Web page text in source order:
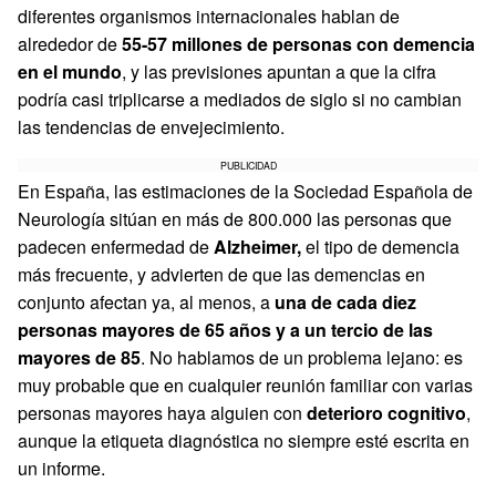
diferentes organismos internacionales hablan de
alrededor de55-57 millones de personas con demencia
en el mundo, y las previsiones apuntan a que la cifra
podría casi triplicarse a mediados de siglo si no cambian
las tendencias de envejecimiento.
PUBLICIDAD
En España, las estimaciones de la Sociedad Española de
Neurología sitúan en más de 800.000 las personas que
padecen enfermedad de Alzheimer,el tipo de demencia
más frecuente, y advierten de que las demencias en
conjunto afectan ya, al menos, a una de cada diez
personas mayores de 65 años y a un tercio de las
mayores de 85. No hablamos de un problema lejano: es
muy probable que en cualquier reunión familiar con varias
personas mayores haya alguien con deterioro cognitivo,
aunque la etiqueta diagnóstica no siempre esté escrita en
un informe.